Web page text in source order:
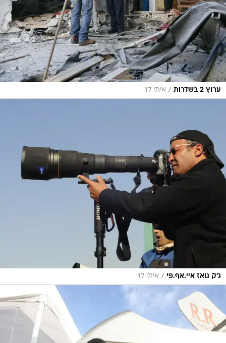
ערוץ 2 בשדרות / איתי לוי
ג'ק גואז איי.אף.פי / איתי לוי